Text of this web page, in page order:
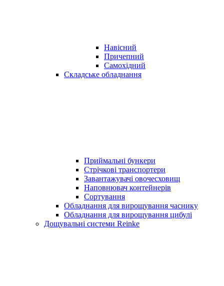
Навісний
Причепний
Самохідний
Складське обладнання
Приймальні бункери
Стрічкові транспортери
Завантажувачі овочесховищ
Наповнювач контейнерів
Сортування
Обладнання для вирощування часнику
Обладнання для вирощування цибулі
Дощувальні системи Reinke